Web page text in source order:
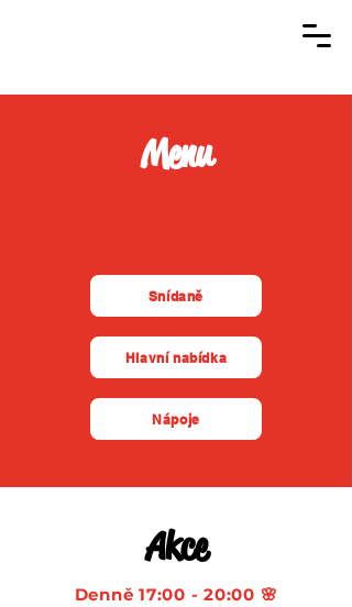
Menu
Snídaně
Hlavní nabídka
Nápoje
Akce
Denně 17:00 - 20:00 🌸